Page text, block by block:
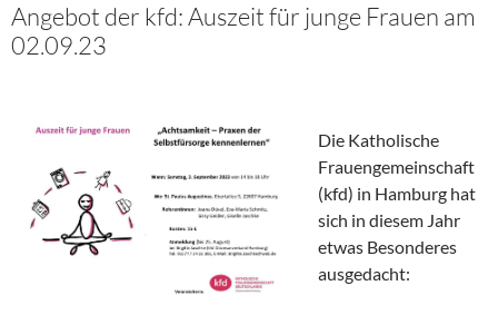
Angebot der kfd: Auszeit für junge Frauen am
02.09.23
Die Katholische
Frauengemeinschaft
(kfd) in Hamburg hat
sich in diesem Jahr
etwas Besonderes
ausgedacht: